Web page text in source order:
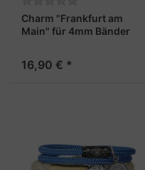
Charm "Frankfurt am
Main" für 4mm Bänder
16,90 € *